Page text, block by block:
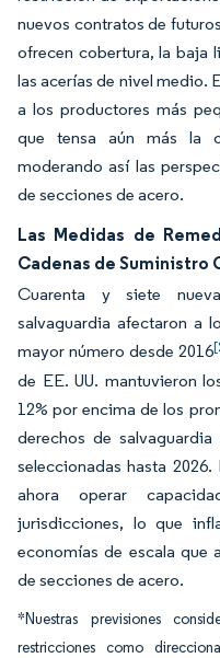
nuevos contratos de
ofrecen cobertura, la baja
las acerías de nivel medio.
a los productores más
que tensa aún más la
moderando así las
de secciones de acero.
Las Medidas de
Cadenas de Suministro
Cuarenta y siete
salvaguardia afectaron a
mayor número desde 2016
de EE. UU. mantuvieron
12% por encima de los
derechos de
seleccionadas hasta
ahora operar
jurisdicciones, lo que
economías de escala que
de secciones de acero.
*Nuestras previsiones
restricciones como